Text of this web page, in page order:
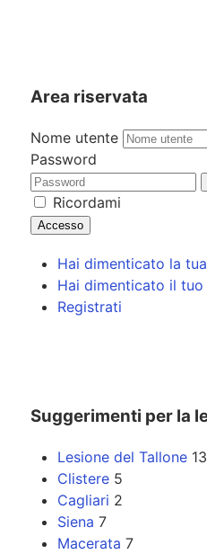
Area riservata
Nome utente
Password
Ricordami
Accesso
Hai dimenticato la
Hai dimenticato il tuo
Registrati
Suggerimenti per la
Lesione del Tallone 13
Clistere 5
Cagliari 2
Siena 7
Macerata 7